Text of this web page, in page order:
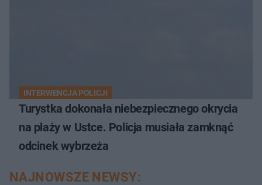
INTERWENCJA POLICJI
Turystka dokonała niebezpiecznego okrycia
na plaży w Ustce. Policja musiała zamknąć
odcinek wybrzeża
NAJNOWSZE NEWSY: